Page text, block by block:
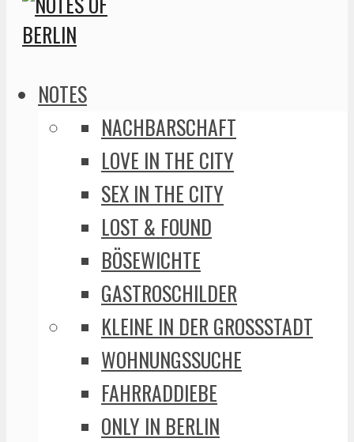
NOTES
NACHBARSCHAFT
LOVE IN THE CITY
SEX IN THE CITY
LOST & FOUND
BÖSEWICHTE
GASTROSCHILDER
KLEINE IN DER GROSSSTADT
WOHNUNGSSUCHE
FAHRRADDIEBE
ONLY IN BERLIN